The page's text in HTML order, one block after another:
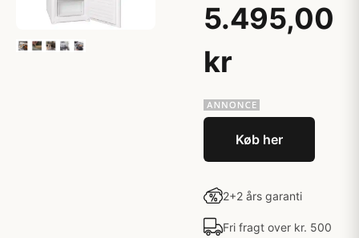
5.495,00
kr
Køb her
2+2 års garanti
Fri fragt over kr. 500